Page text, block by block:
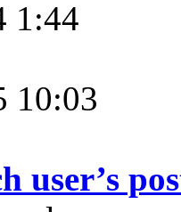
1:44
10:03
user’s